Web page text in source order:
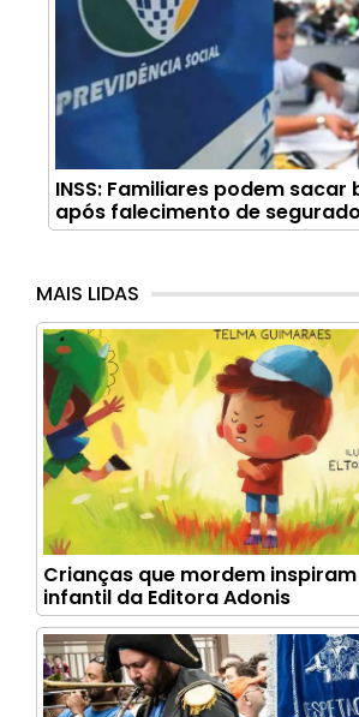
INSS: Familiares podem sacar
após falecimento de
MAIS LIDAS
Crianças que mordem
infantil da Editora Adonis